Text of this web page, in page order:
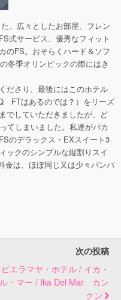
。広々としたお部屋、フレン
式サービス、優秀なフィット
のFS。おそらくハード＆ソフ
冬季オリンピックの際にはき
ださり、最後にはこのホテル
FTはあるのでは？）をリーズ
でしていただきましたが、ど
てしまいました。私達がバカ
のデラックス・EXスイート3
ックのシンプルな縦割りスイ
金は、ほぼ同じ又は少々パンパ
次の投稿
ビエラマヤ・ホテル / イカ・
・マー / Ika Del Mar カン
クン